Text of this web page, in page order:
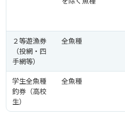
２等遊漁券
（投網・四
手網等）
全魚種
学生全魚種
釣券（高校
生）
全魚種